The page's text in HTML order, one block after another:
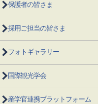
保護者の皆さま
採用ご担当の皆さま
フォトギャラリー
国際観光学会
産学官連携プラットフォーム